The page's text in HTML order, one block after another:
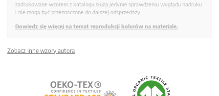
zadrukowane wzorem z katalogu służą jedynie sprawdzeniu wyglądu nadruku
i nie mogą być przeznaczone do dalszej odsprzedaży.
Dowiedz się więcej na temat reprodukcji kolorów na materiale.
Zobacz inne wzory autora